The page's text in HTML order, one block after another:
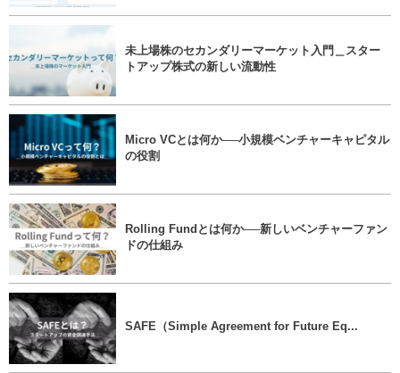
未上場株のセカンダリーマーケット入門＿スター
トアップ株式の新しい流動性
Micro VCとは何か──小規模ベンチャーキャピタル
の役割
Rolling Fundとは何か──新しいベンチャーファン
ドの仕組み
SAFE（Simple Agreement for Future Eq...